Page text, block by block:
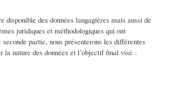
des données langagières mais aussi de
juridiques et méthodologiques qui ont
partie, nous présenterons les différentes
la nature des données et l’objectif final visé :